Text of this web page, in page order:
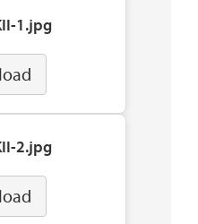
1.jpg
2.jpg